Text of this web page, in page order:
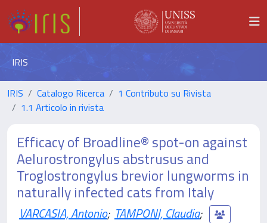
IRIS
IRIS Catalogo Ricerca
1 Contributo su Rivista
1.1 Articolo in rivista
Efficacy of Broadline® spot-on against
Aelurostrongylus abstrusus and
Troglostrongylus brevior lungworms in
naturally infected cats from Italy
VARCASIA, Antonio; TAMPONI, Claudia;